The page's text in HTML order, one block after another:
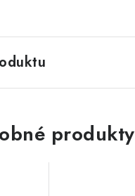
produkty